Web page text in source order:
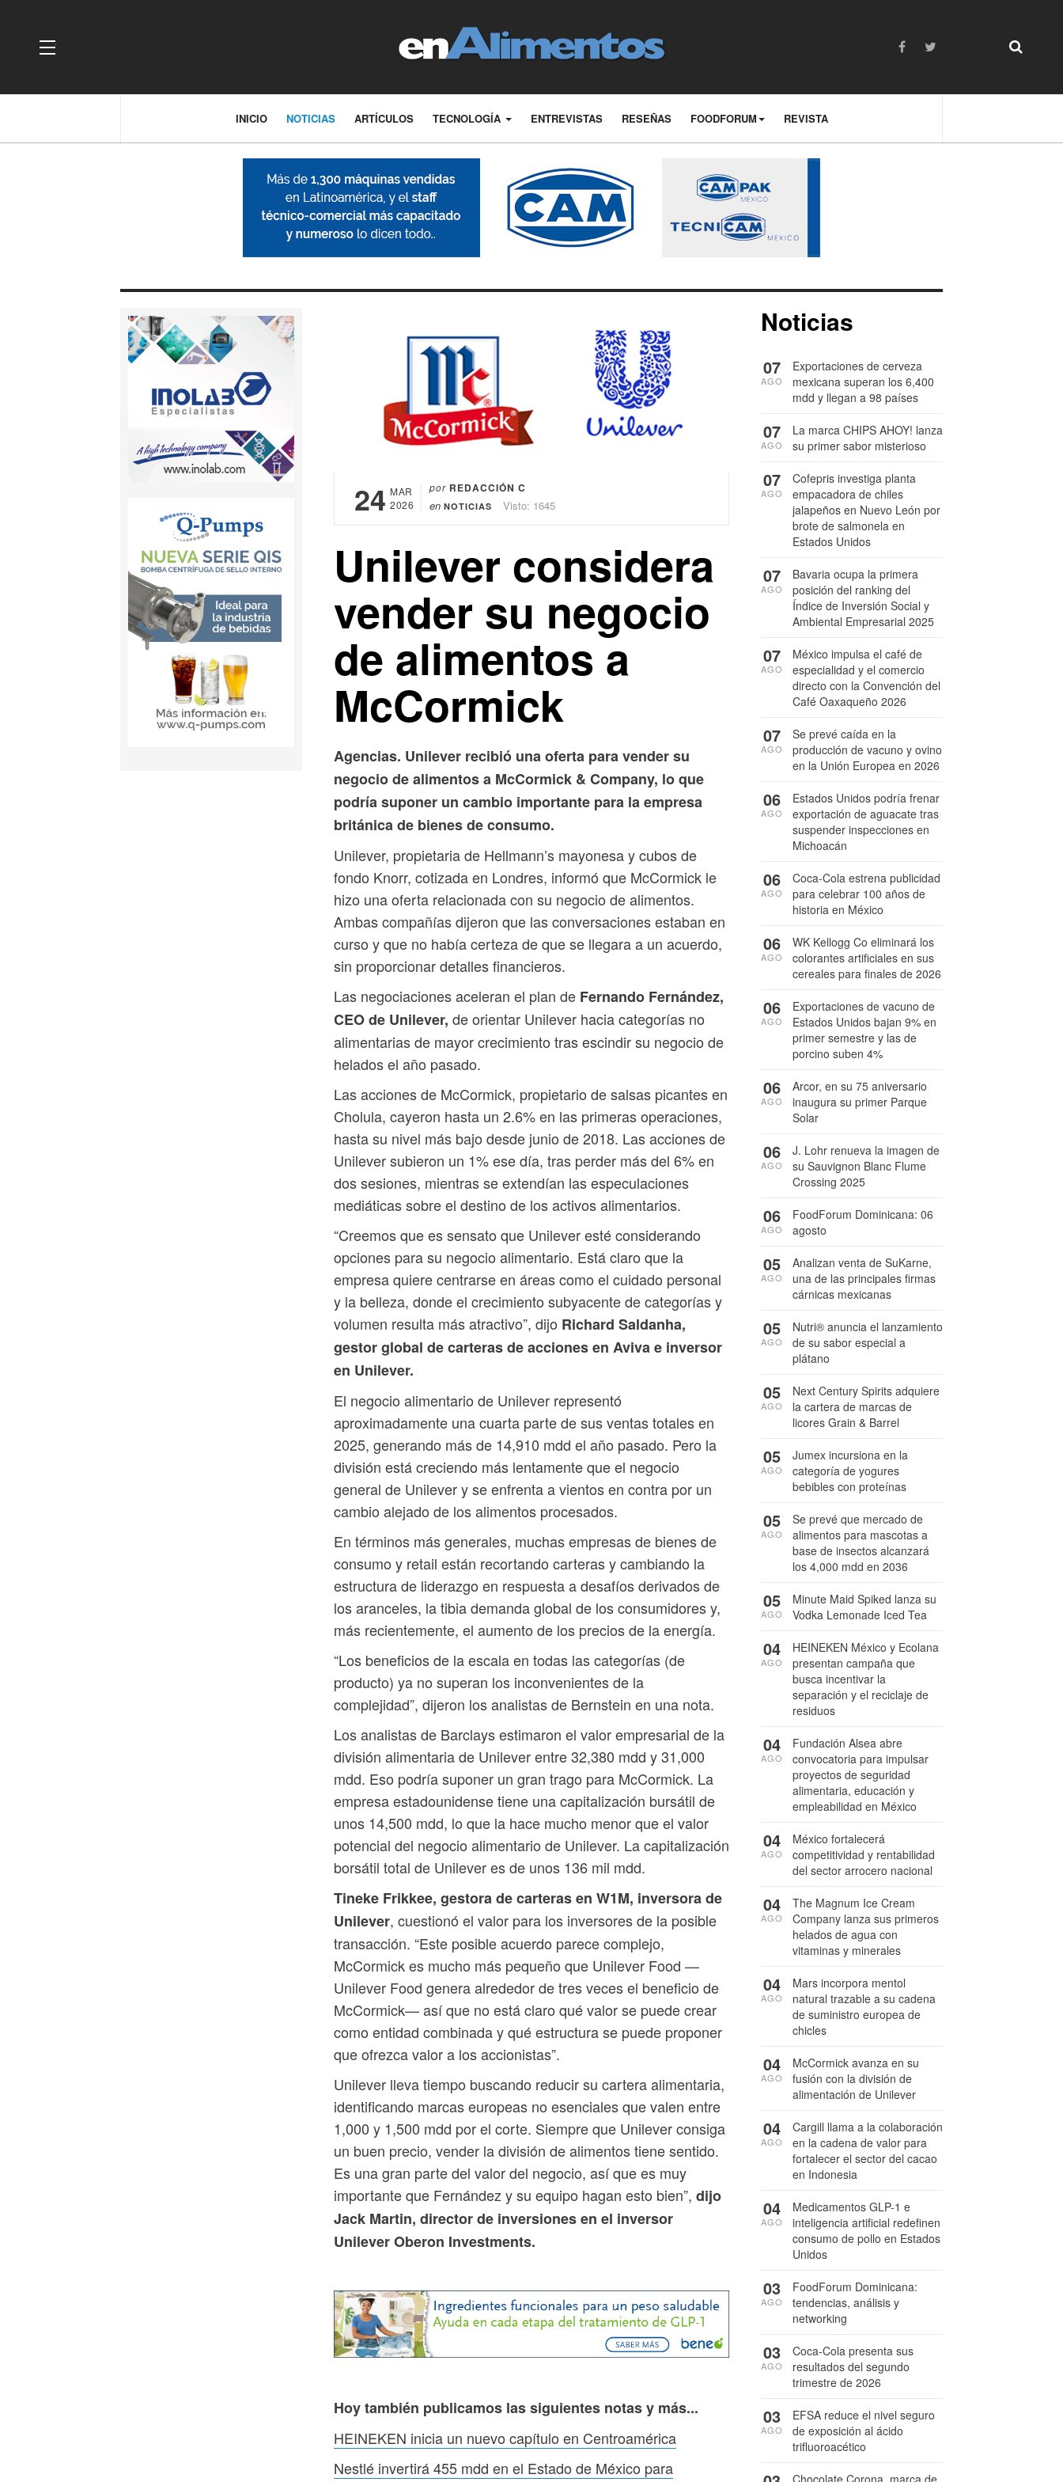
OFF CANVAS
INICIO NOTICIAS ARTÍCULOS TECNOLOGÍA ENTREVISTAS RESEÑAS FOODFORUM REVISTA
24 MAR
2026
por REDACCIÓN C
en NOTICIAS Visto: 1645
Unilever considera
vender su negocio
de alimentos a
McCormick
Agencias. Unilever recibió una oferta para vender su
negocio de alimentos a McCormick & Company, lo que
podría suponer un cambio importante para la empresa
británica de bienes de consumo.
Unilever, propietaria de Hellmann’s mayonesa y cubos de
fondo Knorr, cotizada en Londres, informó que McCormick le
hizo una oferta relacionada con su negocio de alimentos.
Ambas compañías dijeron que las conversaciones estaban en
curso y que no había certeza de que se llegara a un acuerdo,
sin proporcionar detalles financieros.
Las negociaciones aceleran el plan de Fernando Fernández,
CEO de Unilever, de orientar Unilever hacia categorías no
alimentarias de mayor crecimiento tras escindir su negocio de
helados el año pasado.
Las acciones de McCormick, propietario de salsas picantes en
Cholula, cayeron hasta un 2.6% en las primeras operaciones,
hasta su nivel más bajo desde junio de 2018. Las acciones de
Unilever subieron un 1% ese día, tras perder más del 6% en
dos sesiones, mientras se extendían las especulaciones
mediáticas sobre el destino de los activos alimentarios.
“Creemos que es sensato que Unilever esté considerando
opciones para su negocio alimentario. Está claro que la
empresa quiere centrarse en áreas como el cuidado personal
y la belleza, donde el crecimiento subyacente de categorías y
volumen resulta más atractivo”, dijo Richard Saldanha,
gestor global de carteras de acciones en Aviva e inversor
en Unilever.
El negocio alimentario de Unilever representó
aproximadamente una cuarta parte de sus ventas totales en
2025, generando más de 14,910 mdd el año pasado. Pero la
división está creciendo más lentamente que el negocio
general de Unilever y se enfrenta a vientos en contra por un
cambio alejado de los alimentos procesados.
En términos más generales, muchas empresas de bienes de
consumo y retail están recortando carteras y cambiando la
estructura de liderazgo en respuesta a desafíos derivados de
los aranceles, la tibia demanda global de los consumidores y,
más recientemente, el aumento de los precios de la energía.
“Los beneficios de la escala en todas las categorías (de
producto) ya no superan los inconvenientes de la
complejidad”, dijeron los analistas de Bernstein en una nota.
Los analistas de Barclays estimaron el valor empresarial de la
división alimentaria de Unilever entre 32,380 mdd y 31,000
mdd. Eso podría suponer un gran trago para McCormick. La
empresa estadounidense tiene una capitalización bursátil de
unos 14,500 mdd, lo que la hace mucho menor que el valor
potencial del negocio alimentario de Unilever. La capitalización
borsátil total de Unilever es de unos 136 mil mdd.
Tineke Frikkee, gestora de carteras en W1M, inversora de
Unilever, cuestionó el valor para los inversores de la posible
transacción. “Este posible acuerdo parece complejo,
McCormick es mucho más pequeño que Unilever Food —
Unilever Food genera alrededor de tres veces el beneficio de
McCormick— así que no está claro qué valor se puede crear
como entidad combinada y qué estructura se puede proponer
que ofrezca valor a los accionistas”.
Unilever lleva tiempo buscando reducir su cartera alimentaria,
identificando marcas europeas no esenciales que valen entre
1,000 y 1,500 mdd por el corte. Siempre que Unilever consiga
un buen precio, vender la división de alimentos tiene sentido.
Es una gran parte del valor del negocio, así que es muy
importante que Fernández y su equipo hagan esto bien”, dijo
Jack Martin, director de inversiones en el inversor
Unilever Oberon Investments.
Hoy también publicamos las siguientes notas y más...
HEINEKEN inicia un nuevo capítulo en Centroamérica
Nestlé invertirá 455 mdd en el Estado de México para
Noticias
Exportaciones de cerveza
mexicana superan los 6,400
mdd y llegan a 98 países
07
AGO
La marca CHIPS AHOY! lanza
su primer sabor misterioso
07
AGO
Cofepris investiga planta
empacadora de chiles
jalapeños en Nuevo León por
brote de salmonela en
Estados Unidos
07
AGO
Bavaria ocupa la primera
posición del ranking del
Índice de Inversión Social y
Ambiental Empresarial 2025
07
AGO
México impulsa el café de
especialidad y el comercio
directo con la Convención del
Café Oaxaqueño 2026
07
AGO
Se prevé caída en la
producción de vacuno y ovino
en la Unión Europea en 2026
07
AGO
Estados Unidos podría frenar
exportación de aguacate tras
suspender inspecciones en
Michoacán
06
AGO
Coca-Cola estrena publicidad
para celebrar 100 años de
historia en México
06
AGO
WK Kellogg Co eliminará los
colorantes artificiales en sus
cereales para finales de 2026
06
AGO
Exportaciones de vacuno de
Estados Unidos bajan 9% en
primer semestre y las de
porcino suben 4%
06
AGO
Arcor, en su 75 aniversario
inaugura su primer Parque
Solar
06
AGO
J. Lohr renueva la imagen de
su Sauvignon Blanc Flume
Crossing 2025
06
AGO
FoodForum Dominicana: 06
agosto
06
AGO
Analizan venta de SuKarne,
una de las principales firmas
cárnicas mexicanas
05
AGO
Nutri® anuncia el lanzamiento
de su sabor especial a
plátano
05
AGO
Next Century Spirits adquiere
la cartera de marcas de
licores Grain & Barrel
05
AGO
Jumex incursiona en la
categoría de yogures
bebibles con proteínas
05
AGO
Se prevé que mercado de
alimentos para mascotas a
base de insectos alcanzará
los 4,000 mdd en 2036
05
AGO
Minute Maid Spiked lanza su
Vodka Lemonade Iced Tea
05
AGO
HEINEKEN México y Ecolana
presentan campaña que
busca incentivar la
separación y el reciclaje de
residuos
04
AGO
Fundación Alsea abre
convocatoria para impulsar
proyectos de seguridad
alimentaria, educación y
empleabilidad en México
04
AGO
México fortalecerá
competitividad y rentabilidad
del sector arrocero nacional
04
AGO
The Magnum Ice Cream
Company lanza sus primeros
helados de agua con
vitaminas y minerales
04
AGO
Mars incorpora mentol
natural trazable a su cadena
de suministro europea de
chicles
04
AGO
McCormick avanza en su
fusión con la división de
alimentación de Unilever
04
AGO
Cargill llama a la colaboración
en la cadena de valor para
fortalecer el sector del cacao
en Indonesia
04
AGO
Medicamentos GLP-1 e
inteligencia artificial redefinen
consumo de pollo en Estados
Unidos
04
AGO
FoodForum Dominicana:
tendencias, análisis y
networking
03
AGO
Coca-Cola presenta sus
resultados del segundo
trimestre de 2026
03
AGO
EFSA reduce el nivel seguro
de exposición al ácido
trifluoroacético
03
AGO
Chocolate Corona, marca de